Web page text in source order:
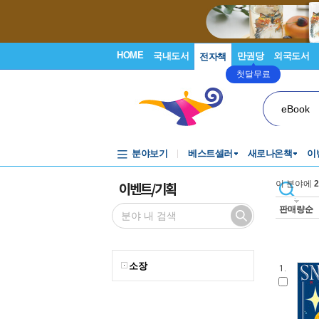
HOME 국내도서 전자책 만권당
첫달무료
외국도서
eBook
분야보기 베스트셀러 새로나온책 이
이벤트/기획
소장
이 분야에 2
판매량순
1.